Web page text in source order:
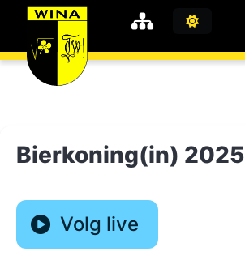
Career
Shop
Bierkoning(in) 2025
Volg live